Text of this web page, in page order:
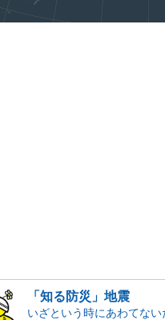
「知る防災」地震
いざという時にあわてない